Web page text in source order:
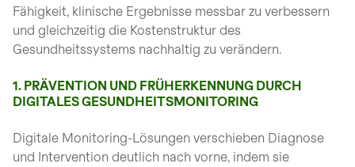
Fähigkeit, klinische Ergebnisse messbar zu verbessern
und gleichzeitig die Kostenstruktur des
Gesundheitssystems nachhaltig zu verändern.
1. PRÄVENTION UND FRÜHERKENNUNG DURCH
DIGITALES GESUNDHEITSMONITORING
Digitale Monitoring-Lösungen verschieben Diagnose
und Intervention deutlich nach vorne, indem sie